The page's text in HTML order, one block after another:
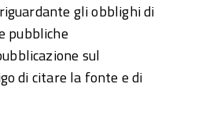
gli obblighi di
pubbliche
sul
di citare la fonte e di